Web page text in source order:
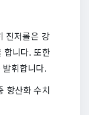
진저롤은 강
합니다. 또한
휘합니다.
항산화 수치